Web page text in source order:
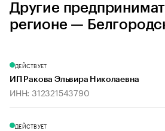
Другие
регионе —
ДЕЙСТВУЕТ
ИП Ракова Эльвира Николаевна
ИНН: 312321543790
ДЕЙСТВУЕТ